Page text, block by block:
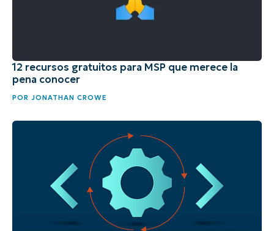
12 recursos gratuitos para MSP que merece la
pena conocer
POR JONATHAN CROWE